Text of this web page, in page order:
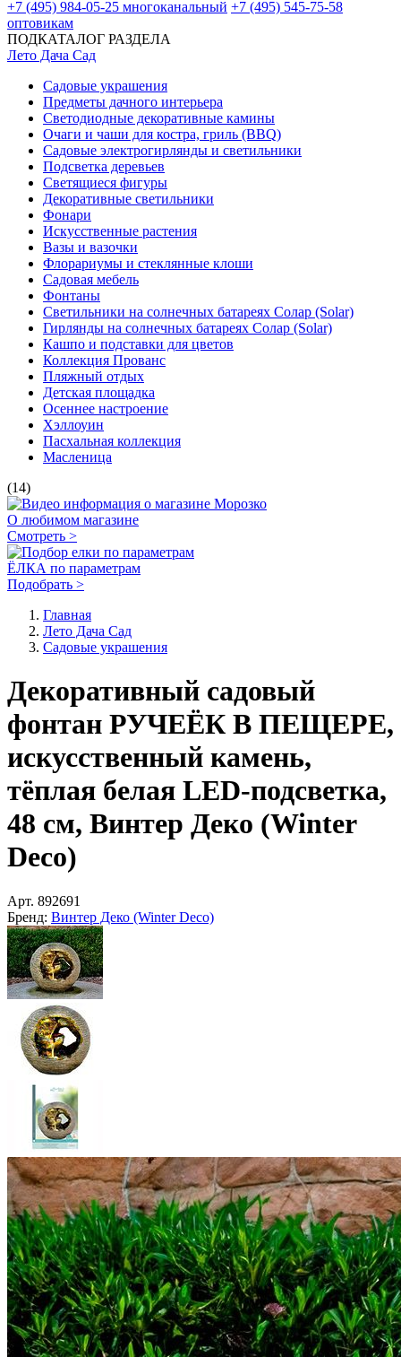
+7 (495) 984-05-25 многоканальный +7 (495) 545-75-58
оптовикам
ПОДКАТАЛОГ РАЗДЕЛА
Лето Дача Сад
Садовые украшения
Предметы дачного интерьера
Светодиодные декоративные камины
Очаги и чаши для костра, гриль (BBQ)
Садовые электрогирлянды и светильники
Подсветка деревьев
Светящиеся фигуры
Декоративные светильники
Фонари
Искусственные растения
Вазы и вазочки
Флорариумы и стеклянные клоши
Садовая мебель
Фонтаны
Светильники на солнечных батареях Солар (Solar)
Гирлянды на солнечных батареях Солар (Solar)
Кашпо и подставки для цветов
Коллекция Прованс
Пляжный отдых
Детская площадка
Осеннее настроение
Хэллоуин
Пасхальная коллекция
Масленица
(14)
О любимом магазине
Смотреть >
ЁЛКА по параметрам
Подобрать >
Главная
Лето Дача Сад
Садовые украшения
Декоративный садовый
фонтан РУЧЕЁК В ПЕЩЕРЕ,
искусственный камень,
тёплая белая LED-подсветка,
48 см, Винтер Деко (Winter
Deco)
Арт. 892691
Бренд: Винтер Деко (Winter Deco)